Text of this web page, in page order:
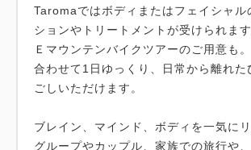
Taromaではボディまたはフェイシャル
ションやトリートメントが受けられま
Ｅマウンテンバイクツアーのご用意も
合わせて1日ゆっくり、日常から離れた
ごしいただけます。
ブレイン、マインド、ボディを一気にリ
グループやカップル、家族での旅行や